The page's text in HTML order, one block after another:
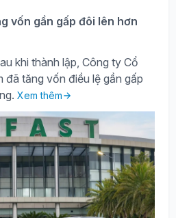
vốn gần gấp đôi lên hơn
khi thành lập, Công ty Cổ
đã tăng vốn điều lệ gần gấp
Xem thêm